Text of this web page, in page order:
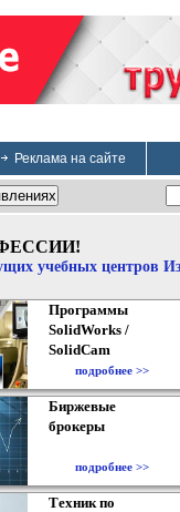
Реклама на сайте
учебных центров
Программы
SolidWorks /
SolidCam
подробнее >>
Биржевые
брокеры
подробнее >>
Техник по